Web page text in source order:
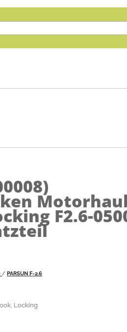
F2.6-
/ PARSUN F-2.6
Locking